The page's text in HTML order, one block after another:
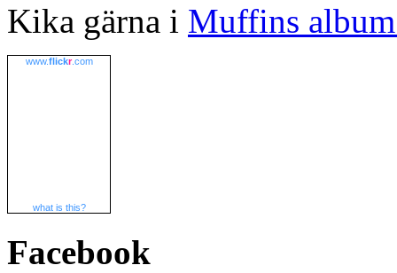
Kika gärna i Muffins
www.flickr.com
what is this?
Facebook